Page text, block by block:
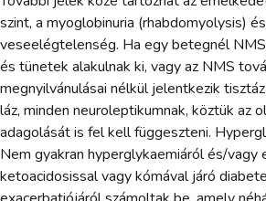
szint, a myoglobinuria (rhabdomyolysis)
veseelégtelenség. Ha egy betegnél
és tünetek alakulnak ki, vagy az NMS
megnyilvánulásai nélkül jelentkezik
láz, minden neuroleptikumnak, köztük az
adagolását is fel kell függeszteni.
Nem gyakran hyperglykaemiáról és/vagy
ketoacidosissal vagy kómával járó